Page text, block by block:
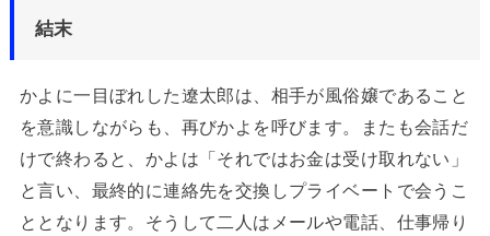
結末
かよに一目ぼれした遼太郎は、相手が風俗嬢であること
を意識しながらも、再びかよを呼びます。またも会話だ
けで終わると、かよは「それではお金は受け取れない」
と言い、最終的に連絡先を交換しプライベートで会うこ
ととなります。そうして二人はメールや電話、仕事帰り